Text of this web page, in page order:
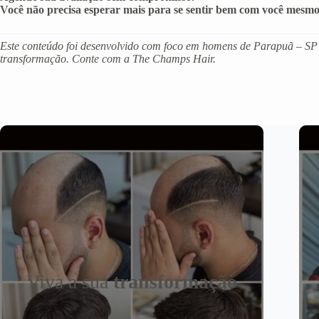
Você não precisa esperar mais para se sentir bem com você
Este conteúdo foi desenvolvido com foco em homens de Parapuã –
transformação. Conte com a The Champs Hair.
Viva a suatransformação